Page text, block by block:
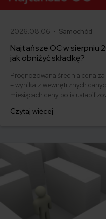
2026.08.06 • Samochód
Najtańsze OC w sierpniu
jak obniżyć składkę?
Prognozowana średnia cena
– wynika z wewnętrznych
miesiącach ceny polis
500 zł, inni – powyżej 1500 zł.
Czytaj więcej